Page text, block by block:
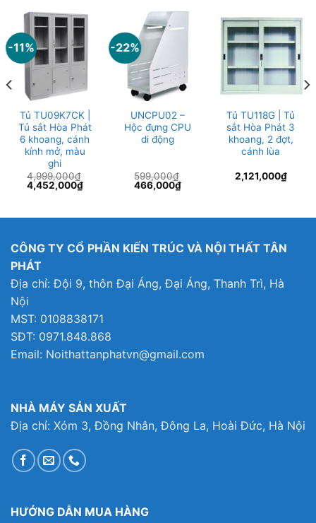
-11%
Tủ TU09K7CK |
Tủ sắt Hòa Phát
6 khoang, cánh
kính mở, màu
ghi
4,999,000₫
Giá
gốc
4,452,000₫Giá
hiện
4,452,000₫.
-22%
UNCPU02 –
Hộc đựng CPU
di động
599,000₫
Giá
466,000₫Giá
466,000₫.
Tủ TU118G | Tủ
sắt Hòa Phát 3
khoang, 2 đợt,
cánh lùa
2,121,000₫
CÔNG TY CỔ PHẦN KIẾN TRÚC VÀ NỘI THẤT TÂN
PHÁT
Địa chỉ: Đội 9, thôn Đại Áng, Đại Áng, Thanh Trì, Hà
Nội
MST: 0108838171
SĐT: 0971.848.868
Email: Noithattanphatvn@gmail.com
NHÀ MÁY SẢN XUẤT
Địa chỉ: Xóm 3, Đồng Nhân, Đông La, Hoài Đức, Hà Nội
HƯỚNG DẪN MUA HÀNG